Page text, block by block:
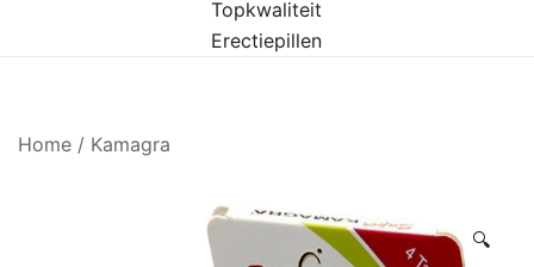
Topkwaliteit
Erectiepillen
Home / Kamagra
🔍